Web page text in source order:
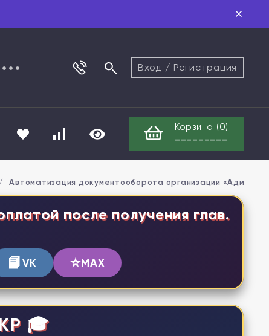
Вход / Регистрация
Корзина (0)
---------
/ Автоматизация документооборота организации
после получения глав.
📘VK ⭐MAX
🎓